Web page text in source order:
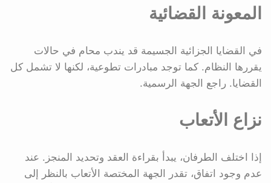
المعونة القضائية
في القضايا الجزائية الجسيمة قد يندب محام في حالات
يقررها النظام. كما توجد مبادرات تطوعية، لكنها لا تشمل كل
القضايا. راجع الجهة الرسمية.
نزاع الأتعاب
إذا اختلف الطرفان، يبدأ بقراءة العقد وتحديد المنجز. عند
عدم وجود اتفاق، تقدر الجهة المختصة الأتعاب بالنظر إلى